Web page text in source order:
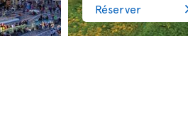
Réserver